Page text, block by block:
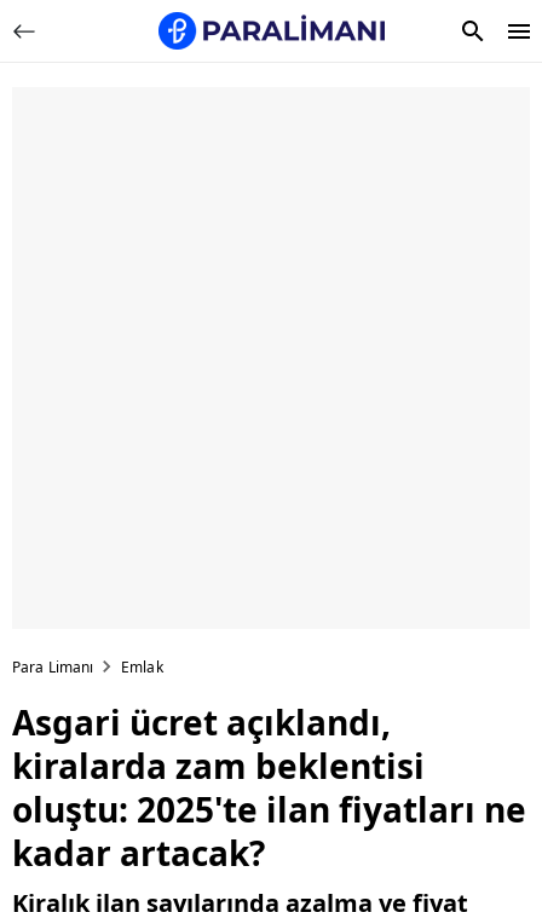
Para Limanı Emlak
Asgari ücret açıklandı,
kiralarda zam beklentisi
oluştu: 2025'te ilan fiyatları ne
kadar artacak?
Kiralık ilan sayılarında azalma ve fiyat